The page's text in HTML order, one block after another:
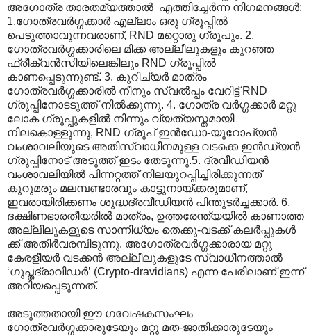
അഗോത്ര താരതമ്യത്താല്‍ ‍ എത്തിച്ചേര്‍ന്ന നിഗമനങ്ങള്‍:
1.ഗോത്രവര്‍ഗ്ഗക്കാര്‍ എല്ലാം ഒരു ഗ്രൂപ്പില്‍
പെടുത്താവുന്നവരാണ്, RND മറ്റൊരു ഗ്രൂപും. 2.
ഗോത്രവര്‍ഗ്ഗക്കാരിലെ മിക്ക അല്ലീലുകളും കുറഞ്ഞ
ഫ്രീക്വന്‍സിയിലെങ്കിലും RND ഗ്രൂപ്പില്‍
കാണപ്പെടുന്നുണ്ട്. 3. കുറിച്യര്‍ മാത്രം
ഗോത്രവര്‍ഗ്ഗക്കാരില്‍ നീനും സ്വല്‍പ്പം വേറിട്ട് RND
ഗ്രൂപ്പിനോടടുത്ത് നില്‍ക്കുന്നു. 4. ഗോത്ര വര്‍ഗ്ഗക്കാര്‍ മറ്റു
ലോക ഗ്രൂപ്പുകളില്‍ നിന്നും വ്യത്യസ്തമായി
നിലകൊള്ളുന്നു, RND ഗ്രൂപ് ഇന്‍ഡോ-യൂറോപ്യന്‍
വംശാവലിയുടെ അതിസ്വാധീനമുള്ള വടക്കെ ഇന്‍ഡ്യന്‍
ഗ്രൂപ്പിനോട് അടുത്ത് ഇടം തേടുന്നു.5. ദ്രവീഡിയന്‍
വംശാവലിയില്‍ പിന്നറ്റത്ത് നിലയുറപ്പിച്ചിരിക്കുന്നത്
കുറുമരും മലമ്പണ്ടാരവും കാട്ടുനായ്ക്കരുമാണ്,
ഇവരായിരിക്കണം ശുദ്ധദ്രവീഡിയന്‍ പിന്തുടര്‍ച്ചക്കാര്‍. 6.
ദക്ഷിണഭാരതീയരില്‍ മാത്രം, ഉത്തരേന്ത്യയില്‍ കാണാത്ത
അല്ലീലുകളുടെ സാന്നിധ്യം തെക്കു-വടക്ക് കലര്‍പ്പുകള്‍
ക്ക് അതിര്‍വരമ്പിടുന്നു. അഗോത്രവര്‍ഗ്ഗക്കാരായ മറ്റു
കേരളീയര്‍ വടക്കന്‍ അല്ലീലുകളുടേ സ്വാധീനത്താല്‍
‘ഗുപ്തദ്രാവിഡര്‍’‍ (Crypto-dravidians) എന്ന പേരിലാണ് ഇന്ന്
അറിയപ്പെടുന്നത്.
അടുത്തതായി ഈ ഗവേഷകസംഘം
ഗോത്രവര്‍ഗ്ഗക്കാരുടേയും മറ്റു മത-ജാതിക്കാരുടേയും